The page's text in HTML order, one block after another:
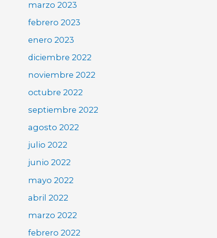
marzo 2023
febrero 2023
enero 2023
diciembre 2022
noviembre 2022
octubre 2022
septiembre 2022
agosto 2022
julio 2022
junio 2022
mayo 2022
abril 2022
marzo 2022
febrero 2022